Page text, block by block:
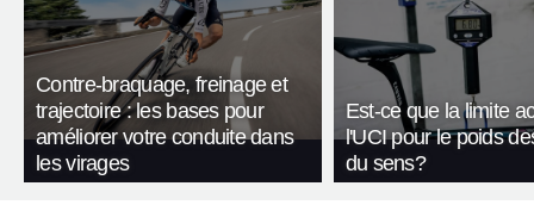
Contre-braquage, freinage et
trajectoire : les bases pour
améliorer votre conduite dans
les virages
Est-ce que la limite
l'UCI pour le poids
du sens?